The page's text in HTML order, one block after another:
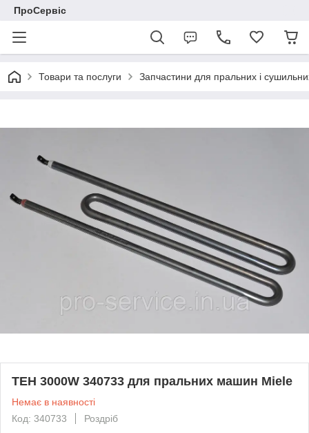
ПроСервіс
Товари та послуги Запчастини для пральних і
ТЕН 3000W 340733 для пральних машин Miele
Немає в наявності
Код: 340733
Роздріб